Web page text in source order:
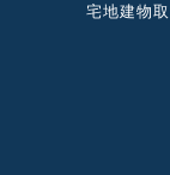
宅地建物